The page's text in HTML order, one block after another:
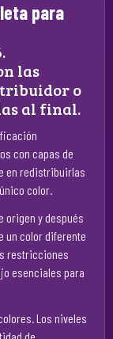
para
las
o
al final.
con capas de
en redistribuirlas
color.
origen y después
un color diferente
restricciones
esenciales para
Los niveles